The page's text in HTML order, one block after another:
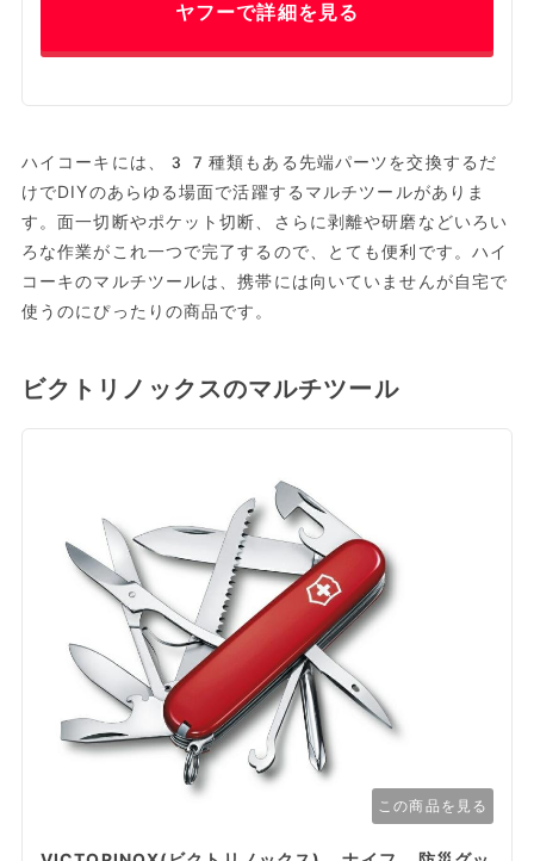
ヤフーで詳細を見る
ハイコーキには、37種類もある先端パーツを交換するだ
けでDIYのあらゆる場面で活躍するマルチツールがありま
す。面一切断やポケット切断、さらに剥離や研磨などいろい
ろな作業がこれ一つで完了するので、とても便利です。ハイ
コーキのマルチツールは、携帯には向いていませんが自宅で
使うのにぴったりの商品です。
ビクトリノックスのマルチツール
この商品を見る